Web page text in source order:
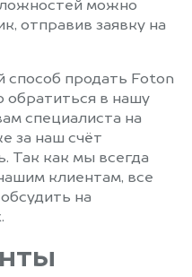
можно
отправив заявку на
продать Foton
обратиться в нашу
специалиста на
за наш счёт
Так как мы всегда
клиентам, все
на